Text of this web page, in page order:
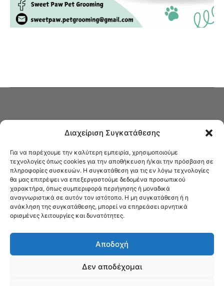
Διαχείριση Συγκατάθεσης
Για να παρέχουμε την καλύτερη εμπειρία, χρησιμοποιούμε
τεχνολογίες όπως cookies για την αποθήκευση ή/και την πρόσβαση σε
πληροφορίες συσκευών. Η συγκατάθεση για τις εν λόγω τεχνολογίες
θα μας επιτρέψει να επεξεργαστούμε δεδομένα προσωπικού
χαρακτήρα, όπως συμπεριφορά περιήγησης ή μοναδικά
αναγνωριστικά σε αυτόν τον ιστότοπο. Η μη συγκατάθεση ή η
ανάκληση της συγκατάθεσης, μπορεί να επηρεάσει αρνητικά
ορισμένες λειτουργίες και δυνατότητες.
Αποδοχή
Δεν αποδέχομαι
Στο Καφενείο θα βρείτε όλες τις ειδήσεις που αφορούν την Νέα
Φιλαδέλφεια και τη Νέα Χαλκηδόνα, καυτή αρθρογραφία, καθώς και
όλα τα νέα που σας αφορούν.